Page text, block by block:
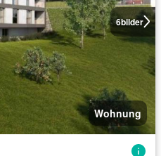
6bilder
Wohnung